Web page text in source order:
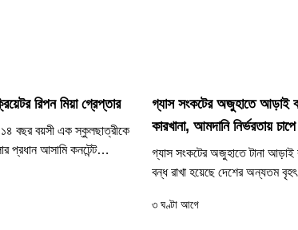
রিপন মিয়া গ্রেপ্তার
বছর বয়সী এক স্কুলছাত্রীকে
প্রধান আসামি কনটেন্ট
গ্যাস সংকটের অজুহাতে আড়াই
কারখানা, আমদানি নির্ভরতায়
গ্যাস সংকটের অজুহাতে টানা আড়াই
বন্ধ রাখা হয়েছে দেশের অন্যতম বৃহৎ
৩ ঘণ্টা আগে